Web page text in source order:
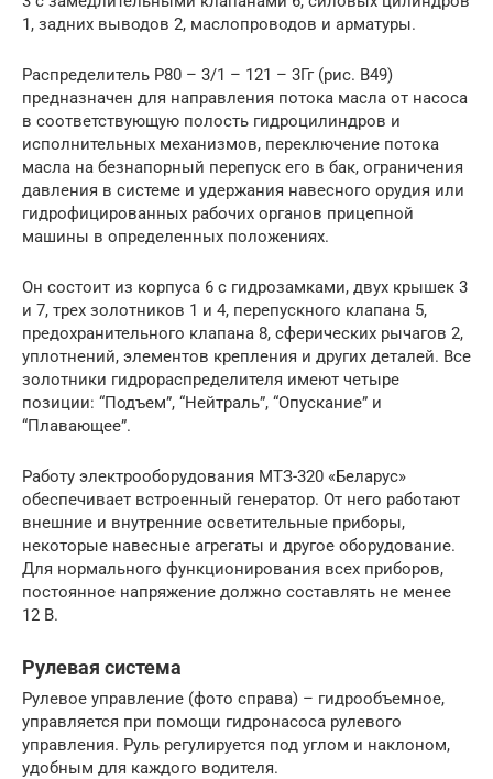
1, задних выводов 2, маслопроводов и арматуры.
Распределитель Р80 – 3/1 – 121 – 3Гг (рис. В49)
предназначен для направления потока масла от насоса
в соответствующую полость гидроцилиндров и
исполнительных механизмов, переключение потока
масла на безнапорный перепуск его в бак, ограничения
давления в системе и удержания навесного орудия или
гидрофицированных рабочих органов прицепной
машины в определенных положениях.
Он состоит из корпуса 6 с гидрозамками, двух крышек 3
и 7, трех золотников 1 и 4, перепускного клапана 5,
предохранительного клапана 8, сферических рычагов 2,
уплотнений, элементов крепления и других деталей. Все
золотники гидрораспределителя имеют четыре
позиции: “Подъем”, “Нейтраль”, “Опускание” и
“Плавающее”.
Работу электрооборудования МТЗ-320 «Беларус»
обеспечивает встроенный генератор. От него работают
внешние и внутренние осветительные приборы,
некоторые навесные агрегаты и другое оборудование.
Для нормального функционирования всех приборов,
постоянное напряжение должно составлять не менее
12 В.
Рулевая система
Рулевое управление (фото справа) – гидрообъемное,
управляется при помощи гидронасоса рулевого
управления. Руль регулируется под углом и наклоном,
удобным для каждого водителя.